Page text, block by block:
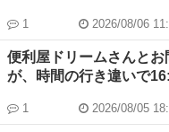
つと既読になるため、相
ジモティ事務局から対
だ相手は該当商品の販
ているのでしょうか？
1 2026/08/06
便利屋ドリームさんと
が、時間の行き違いで
しょうか
1 2026/08/05